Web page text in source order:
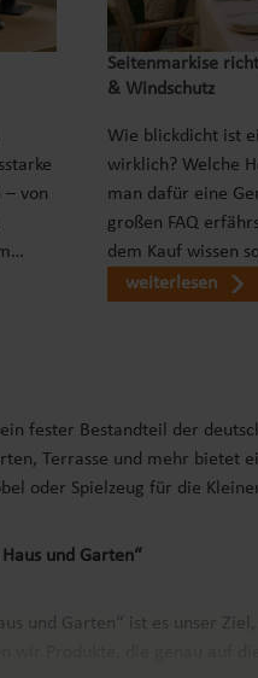
– von
Seitenmarkise
& Windschutz
Wie blickdicht ist
wirklich? Welche
man dafür eine
großen FAQ
dem Kauf wissen
weiterlesen
fester Bestandteil der
Terrasse und mehr bietet
oder Spielzeug für die
und Garten“
und Garten“ ist es unser
wir Produkte, die genau auf